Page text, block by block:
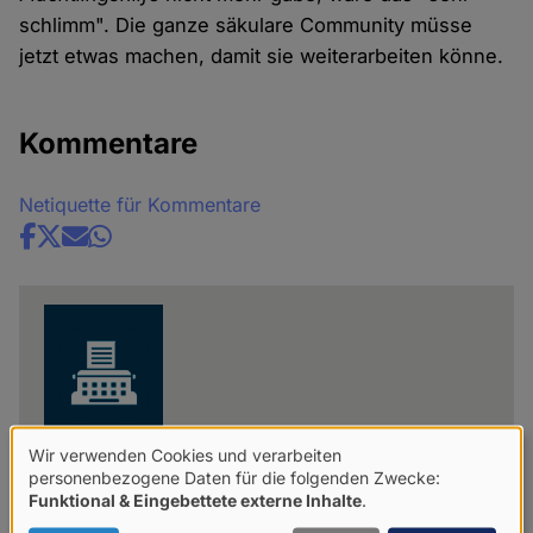
schlimm". Die ganze säkulare Community müsse
jetzt etwas machen, damit sie weiterarbeiten könne.
Kommentare
Netiquette für Kommentare
Share
Red.
Mit "Red." sind Artikel gekennzeichnet, die
Verwendung
von
Wir verwenden Cookies und verarbeiten
personenbezogene Daten für die folgenden Zwecke:
Funktional & Eingebettete externe Inhalte